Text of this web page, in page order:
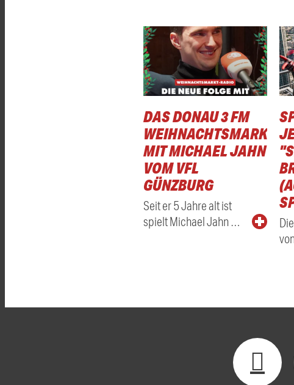
DAS DONAU 3 FM
MIT MICHAEL JAHN
VOM VFL
GÜNZBURG
Seit er 5 Jahre alt ist
spielt Michael Jahn …